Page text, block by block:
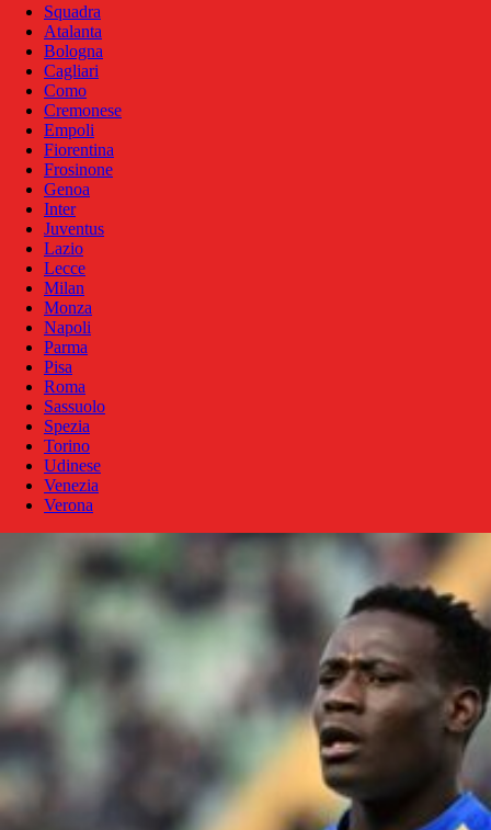
Squadra
Atalanta
Bologna
Cagliari
Como
Cremonese
Empoli
Fiorentina
Frosinone
Genoa
Inter
Juventus
Lazio
Lecce
Milan
Monza
Napoli
Parma
Pisa
Roma
Sassuolo
Spezia
Torino
Udinese
Venezia
Verona